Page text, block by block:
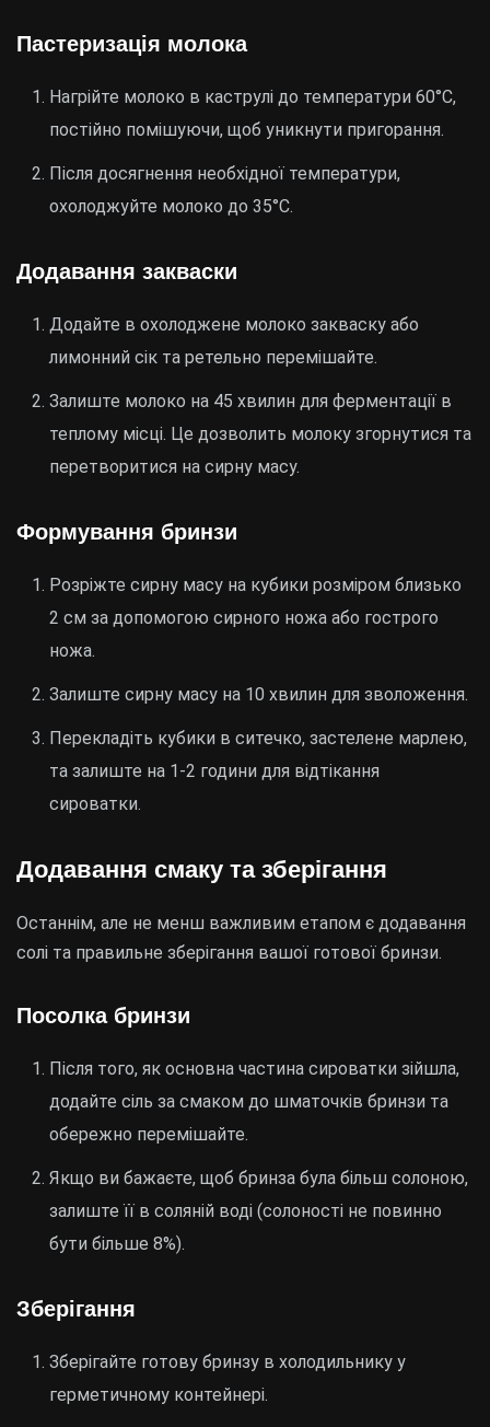
Пастеризація молока
Нагрійте молоко в каструлі до температури 60°C,
постійно помішуючи, щоб уникнути пригорання.
Після досягнення необхідної температури,
охолоджуйте молоко до 35°C.
Додавання закваски
Додайте в охолоджене молоко закваску або
лимонний сік та ретельно перемішайте.
Залиште молоко на 45 хвилин для ферментації в
теплому місці. Це дозволить молоку згорнутися та
перетворитися на сирну масу.
Формування бринзи
Розріжте сирну масу на кубики розміром близько
2 см за допомогою сирного ножа або гострого
ножа.
Залиште сирну масу на 10 хвилин для зволоження.
Перекладіть кубики в ситечко, застелене марлею,
та залиште на 1-2 години для відтікання
сироватки.
Додавання смаку та зберігання
Останнім, але не менш важливим етапом є додавання
солі та правильне зберігання вашої готової бринзи.
Посолка бринзи
Після того, як основна частина сироватки зійшла,
додайте сіль за смаком до шматочків бринзи та
обережно перемішайте.
Якщо ви бажаєте, щоб бринза була більш солоною,
залиште її в соляній воді (солоності не повинно
бути більше 8%).
Зберігання
Зберігайте готову бринзу в холодильнику у
герметичному контейнері.